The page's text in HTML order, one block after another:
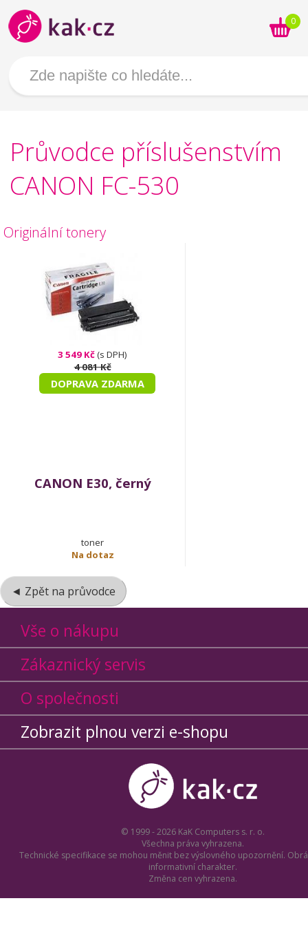
0
Průvodce příslušenstvím
CANON FC-530
Originální tonery
3 549 Kč(s DPH)
4 081 Kč
DOPRAVA ZDARMA
CANON E30, černý
toner
Na dotaz
◄ Zpět na průvodce
Vše o nákupu
Zákaznický servis
O společnosti
Zobrazit plnou verzi e-shopu
© 1999 - 2026 KaK Computers s. r. o.
Všechna práva vyhrazena.
Technické specifikace se mohou měnit bez výslovného upozornění.
informativní charakter.
Změna cen vyhrazena.